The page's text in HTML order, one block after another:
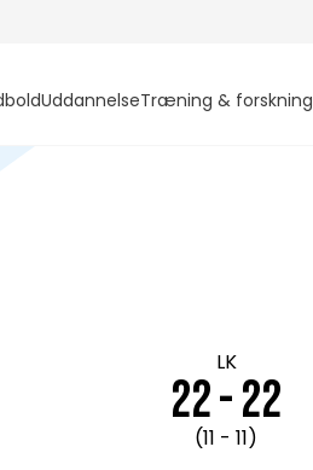
UddannelseTræning & forskning
LK
22 - 22
(11 - 11)